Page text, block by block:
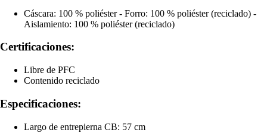
Cáscara: 100 % poliéster - Forro: 100 % poliéster (reciclado) -
Aislamiento: 100 % poliéster (reciclado)
Certificaciones:
Libre de PFC
Contenido reciclado
Especificaciones:
Largo de entrepierna CB: 57 cm